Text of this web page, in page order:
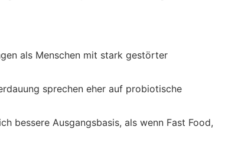
als Menschen mit stark gestörter
sprechen eher auf probiotische
bessere Ausgangsbasis, als wenn Fast Food,